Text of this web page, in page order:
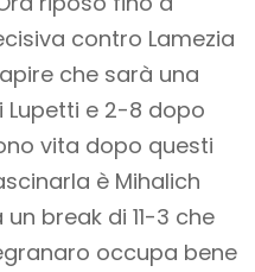
contro Lamezia
che sarà una
Lupetti e 2-8 dopo
vita dopo questi
è Mihalich
break di 11-3 che
occupa bene